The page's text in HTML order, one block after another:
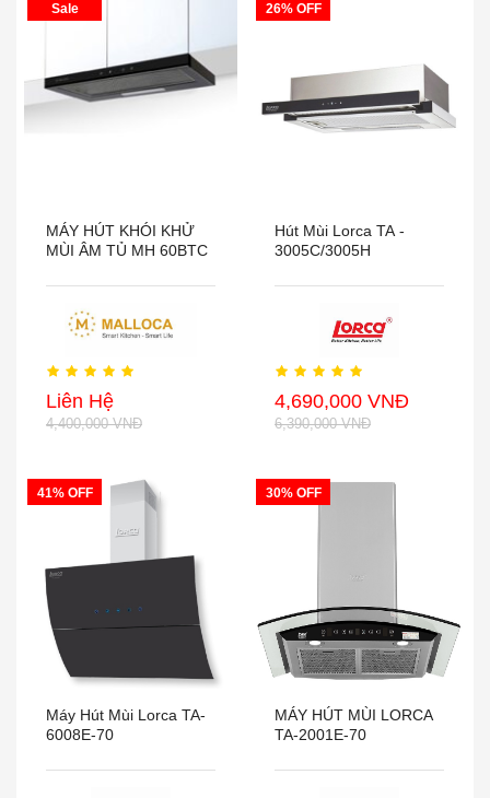
Sale
MÁY HÚT KHÓI KHỬ
MÙI ÂM TỦ MH 60BTC
Liên Hệ
4,400,000 VNĐ
26% OFF
Hút Mùi Lorca TA -
3005C/3005H
4,690,000 VNĐ
6,390,000 VNĐ
41% OFF
Máy Hút Mùi Lorca TA-
6008E-70
30% OFF
MÁY HÚT MÙI LORCA
TA-2001E-70